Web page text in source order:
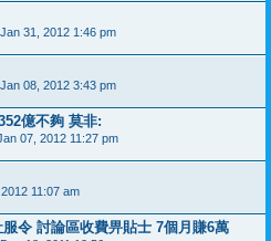
31, 2012 1:46 pm
08, 2012 3:43 pm
億不夠 莫非:
07, 2012 11:27 pm
11:07 am
令 討論區收費畀貼士 7個月賺6萬